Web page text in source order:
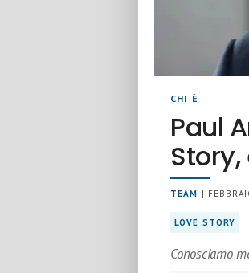
CHI È
Paul
TEAM |
LOVE STORY
Conosciamo